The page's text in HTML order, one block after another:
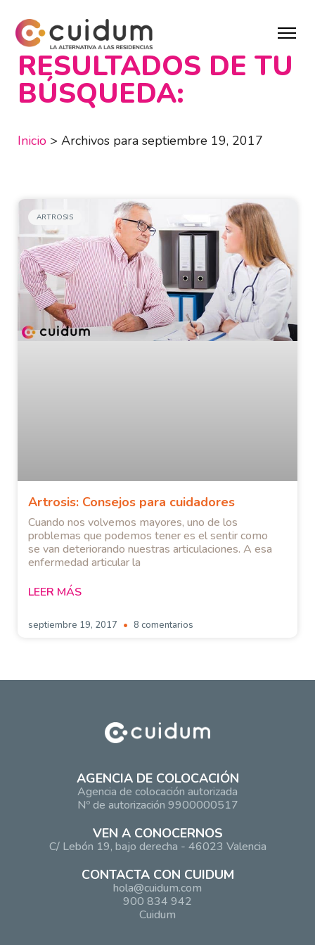
RESULTADOS DE TU
BÚSQUEDA:
Inicio > Archivos para septiembre 19, 2017
ARTROSIS
Artrosis: Consejos para cuidadores
Cuando nos volvemos mayores, uno de los
problemas que podemos tener es el sentir como
se van deteriorando nuestras articulaciones. A esa
enfermedad articular la
LEER MÁS
septiembre 19, 2017 8 comentarios
AGENCIA DE COLOCACIÓN
Agencia de colocación autorizada
Nº de autorización 9900000517
VEN A CONOCERNOS
C/ Lebón 19, bajo derecha - 46023 Valencia
CONTACTA CON CUIDUM
hola@cuidum.com
900 834 942
Cuidum